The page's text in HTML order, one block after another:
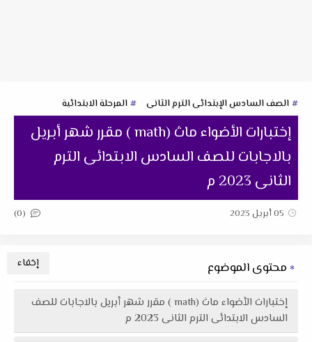
الصف السادس الإبتدائى الترم الثانى المرحلة الابتدائية
إختبارات الأضواء ماث (math ) مقرر شهر أبريل
بالاجابات للصف السادس الابتدائى الترم
الثانى 2023 م
05 أبريل 2023 (0)
محتوى الموضوع
إختبارات الأضواء ماث (math ) مقرر شهر أبريل بالاجابات للصف
السادس الابتدائى الترم الثانى 2023 م